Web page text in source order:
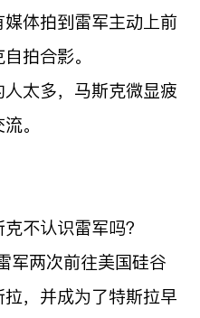
体拍到雷军主动上前
拍合影。
太多，马斯克微显疲
。
不认识雷军吗？
军两次前往美国硅谷
，并成为了特斯拉早